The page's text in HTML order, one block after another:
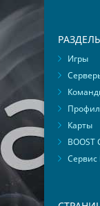
Игры
Карты
BOOST
Сервис